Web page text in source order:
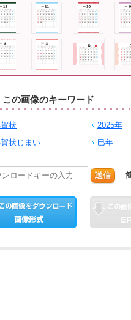
この画像のキーワード
状 2025年
状じまい
巳年
送信 簡